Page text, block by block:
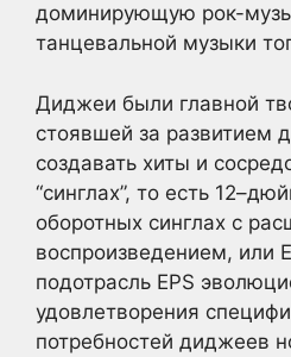
доминирующую рок-
танцевальной музыки
Диджеи были главной
стоявшей за развитием
создавать хиты и
“синглах”, то есть
оборотных синглах с
воспроизведением, или
подотрасль EPS
удовлетворения
потребностей диджеев